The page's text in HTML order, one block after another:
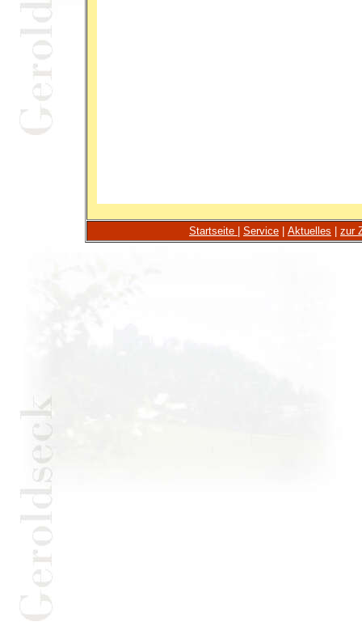
Startseite Service Aktuelles zur